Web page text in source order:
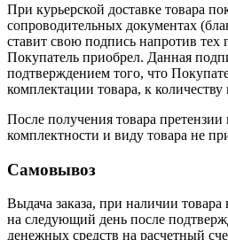
При курьерской доставке товара
сопроводительных документах
ставит свою подпись напротив тех
Покупатель приобрел. Данная
подтверждением того, что
комплектации товара, к
После получения товара претензии
комплектности и виду товара не
Самовывоз
Выдача заказа, при наличии товара
на следующий день после
денежных средств на расчетный